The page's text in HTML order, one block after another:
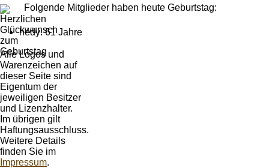
Folgende Mitglieder haben heute Geburtstag:
hedy: 61 Jahre
Alle Logos und
Warenzeichen auf
dieser Seite sind
Eigentum der
jeweiligen Besitzer
und Lizenzhalter.
Im übrigen gilt
Haftungsausschluss.
Weitere Details
finden Sie im
Impressum.